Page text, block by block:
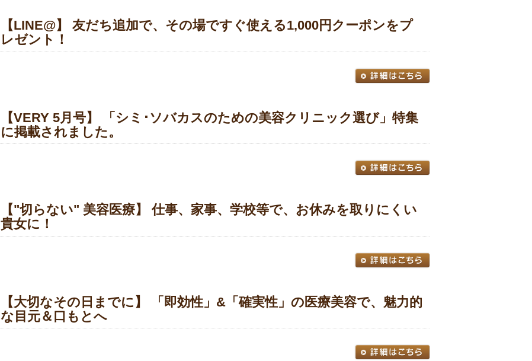
【LINE@】 友だち追加で、その場ですぐ使える1,000円クーポンをプ
レゼント！
【VERY 5月号】 「シミ･ソバカスのための美容クリニック選び」特集
に掲載されました。
【"切らない" 美容医療】 仕事、家事、学校等で、お休みを取りにくい
貴女に！
【大切なその日までに】 「即効性」&「確実性」の医療美容で、魅力的
な目元＆口もとへ